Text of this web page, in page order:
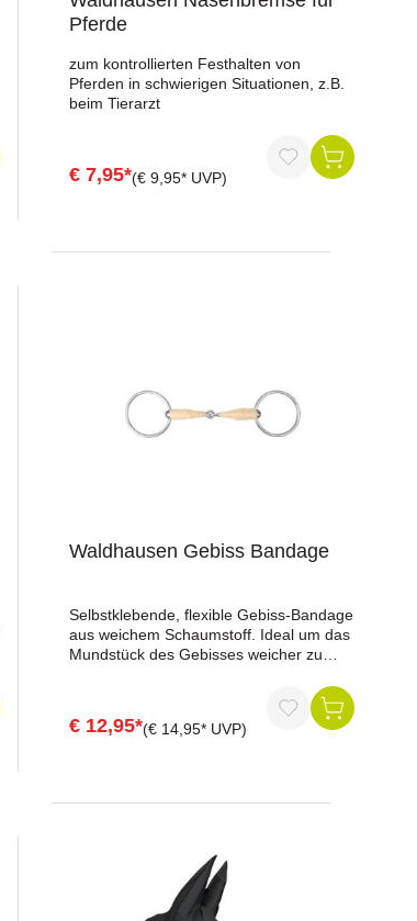
Pferde
zum kontrollierten Festhalten von
Pferden in schwierigen Situationen, z.B.
beim Tierarzt
€ 7,95*(€ 9,95* UVP)
Waldhausen Gebiss Bandage
Selbstklebende, flexible Gebiss-Bandage
aus weichem Schaumstoff. Ideal um das
Mundstück des Gebisses weicher zu
nach Größe des Gebisses wird ein Stück
von etwa 10 bis 15 cm von der Bandage
abgeschnitten. Begonnen wird an der
eine weitere Schicht für eine zusätzliche
Weichheit hinzugefügt werden. Eine
Packung enthält ein Bit-Bandage von 3,8
cm x 140 cm.Maße: 3,8 cm x 140 cm
€ 12,95*(€ 14,95* UVP)